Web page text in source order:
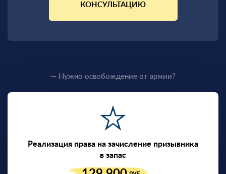
КОНСУЛЬТАЦИЮ
— Нужно освобождение от армии?
Реализация права на зачисление призывника
в запас